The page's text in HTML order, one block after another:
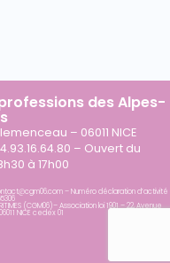
des Alpes-
– 06011 NICE
– Ouvert du
à 17h00
– Numéro déclaration d’activité
(CGM06)– Association loi 1901 – 22, Avenue
NICE cedex 01